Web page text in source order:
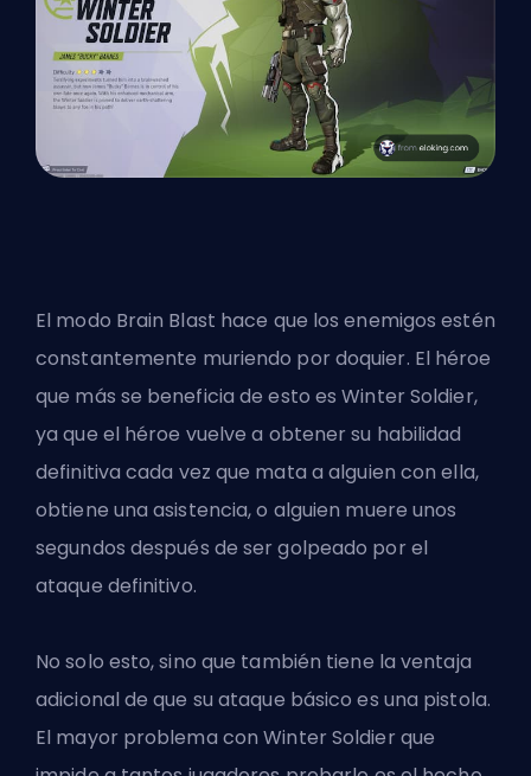
El modo Brain Blast hace que los enemigos estén
constantemente muriendo por doquier. El héroe
que más se beneficia de esto esWinter Soldier,
ya que el héroe vuelve a obtener su habilidad
definitiva cada vez que mata a alguien con ella,
obtiene una asistencia, o alguien muere unos
segundos después de ser golpeado por el
ataque definitivo.
No solo esto, sino que también tiene la ventaja
adicional de que su ataque básico es una pistola.
El mayor problema con Winter Soldier que